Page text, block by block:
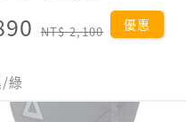
Regular
NT$ 2,100 優惠
/綠